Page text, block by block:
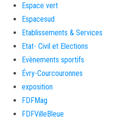
Espace vert
Espacesud
Etablissements & Services
Etat- Civil et Elections
Evènements sportifs
Évry-Courcouronnes
exposition
FDFMag
FDFVilleBleue